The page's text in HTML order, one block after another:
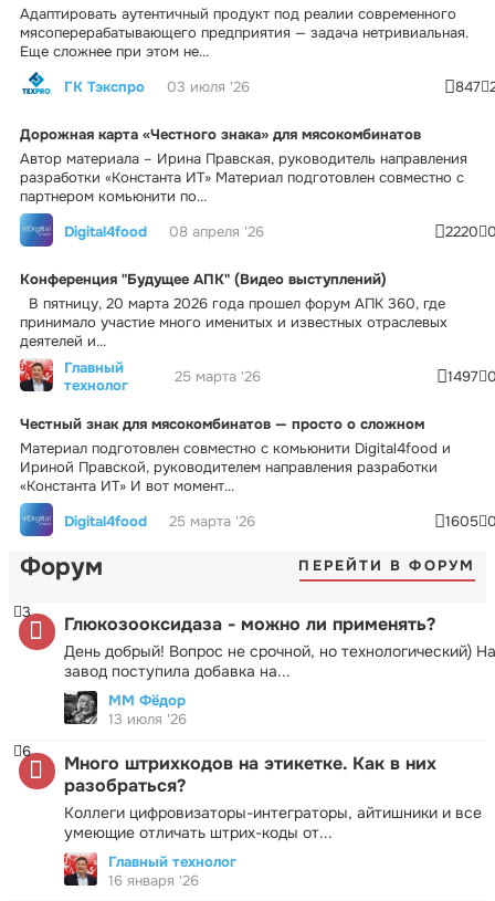
Адаптировать аутентичный продукт под реалии современного
мясоперерабатывающего предприятия — задача нетривиальная.
Еще сложнее при этом не...
ГК Тэкспро
03 июля '26 847
Дорожная карта «Честного знака» для мясокомбинатов
Автор материала – Ирина Правская, руководитель направления
разработки «Константа ИТ» Материал подготовлен совместно с
партнером комьюнити по...
Digital4food
08 апреля '26 2220
Конференция "Будущее АПК" (Видео выступлений)
В пятницу, 20 марта 2026 года прошел форум АПК 360, где
принимало участие много именитых и известных отраслевых
деятелей и...
Главный
технолог
25 марта '26 1497
Честный знак для мясокомбинатов — просто о сложном
Материал подготовлен совместно с комьюнити Digital4food и
Ириной Правской, руководителем направления разработки
«Константа ИТ» И вот момент...
Digital4food
25 марта '26 1605
Форум ПЕРЕЙТИ В ФОРУМ
Глюкозооксидаза - можно ли применять?
День добрый! Вопрос не срочной, но технологический) На
завод поступила добавка на...
3
ММ Фёдор
13 июля '26
Много штрихкодов на этикетке. Как в них
разобраться?
Коллеги цифровизаторы-интеграторы, айтишники и все
умеющие отличать штрих-коды от...
6
Главный технолог
16 января '26